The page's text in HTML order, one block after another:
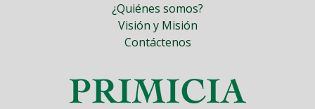
¿Quiénes somos?
Visión y Misión
Contáctenos